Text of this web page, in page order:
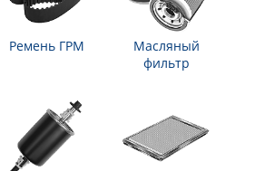
Ремень ГРМ
Масляный
фильтр